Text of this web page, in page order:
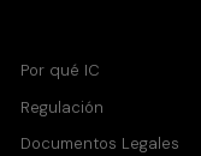
Por qué IC
Regulación
Documentos Legales